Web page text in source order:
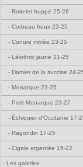
- Roitelet huppé 25-26
- Corbeau freux 23-25
- Conure mitrée 23-25
- Léiothrix jaune 21-25
- Damier de la succise 24-
- Monarque 23-25
- Petit Monarque 23-27
- Échiquier d'Occitanie 17-
- Ragondin 17-25
- Cigale argentée 15-22
- Les galeries